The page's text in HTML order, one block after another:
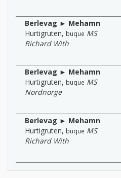
Berlevag ► Mehamn
Hurtigruten, buque MS
Richard With
Berlevag ► Mehamn
Hurtigruten, buque MS
Nordnorge
Berlevag ► Mehamn
Hurtigruten, buque MS
Richard With